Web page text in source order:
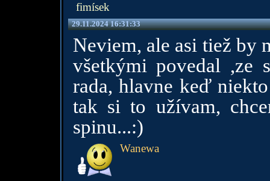
fimísek
29.11.2024 16:31:33
Neviem, ale asi tiež by
všetkými povedal ,ze
rada, hlavne keď
tak si to užívam,
spinu...:)
Wanewa